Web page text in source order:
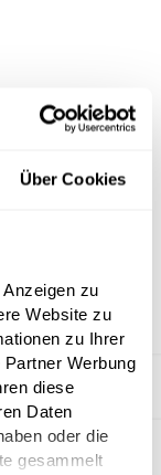
Über Cookies
zu
Website zu
zu Ihrer
Werbung
diese
Daten
oder die
gesammelt